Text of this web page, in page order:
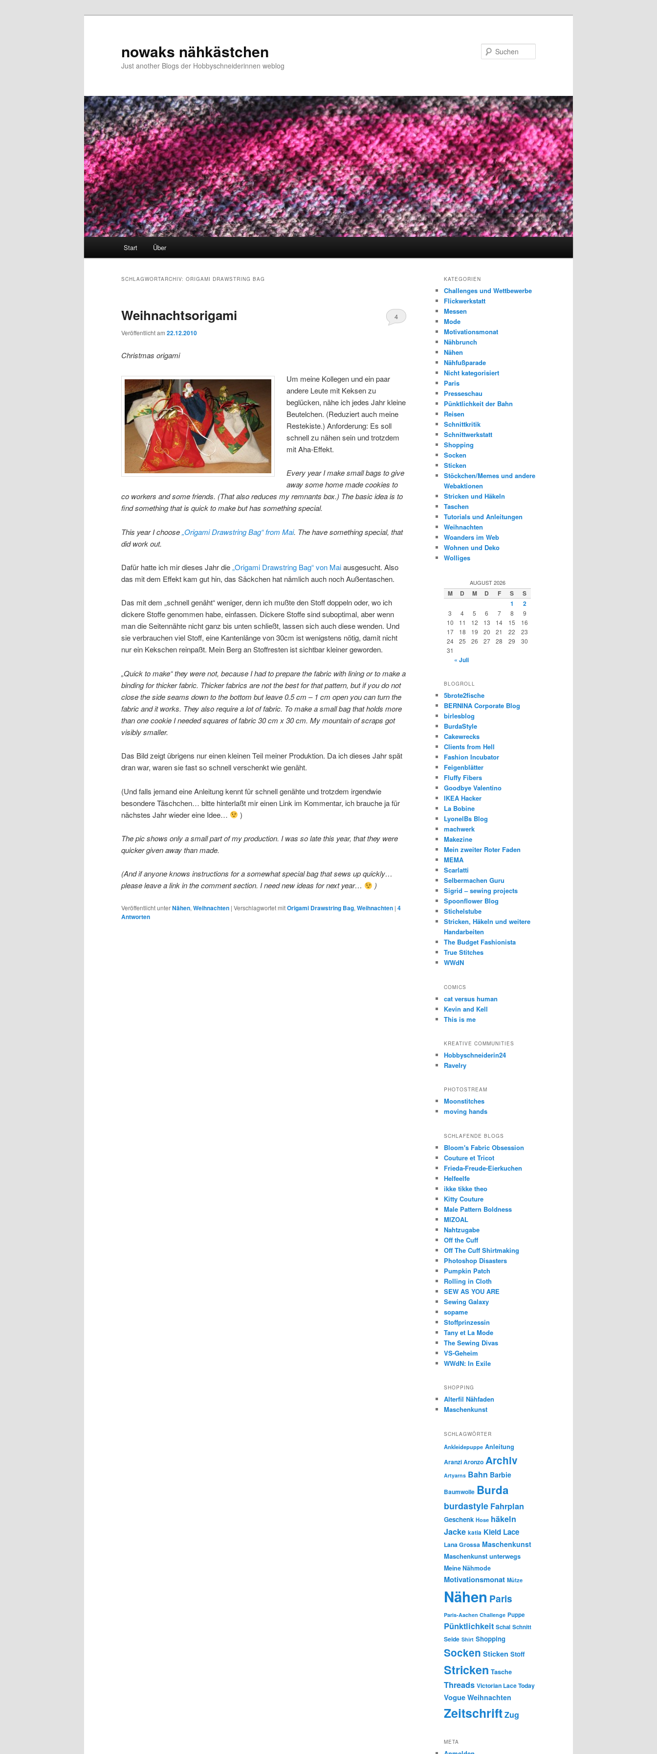
nowaks nähkästchen
Just another Blogs der Hobbyschneiderinnen weblog
Start Über
SCHLAGWORTARCHIV: ORIGAMI DRAWSTRING BAG
Weihnachtsorigami
Veröffentlicht am 22.12.2010
4
Christmas origami
Um meine Kollegen und ein paar
andere Leute mit Keksen zu
beglücken, nähe ich jedes Jahr kleine
Beutelchen. (Reduziert auch meine
Restekiste.) Anforderung: Es soll
schnell zu nähen sein und trotzdem
mit Aha-Effekt.
Every year I make small bags to give
away some home made cookies to
co workers and some friends. (That also reduces my remnants box.) The basic idea is to
find something that is quick to make but has something special.
This year I choose„Origami Drawstring Bag“ from Mai. The have something special, that
did work out.
Dafür hatte ich mir dieses Jahr die„Origami Drawstring Bag“ von Maiausgesucht. Also
das mit dem Effekt kam gut hin, das Säckchen hat nämlich auch noch Außentaschen.
Das mit dem „schnell genäht“ weniger, denn ich mußte den Stoff doppeln oder, wo ich
dickere Stoffe genommen habe, einfassen. Dickere Stoffe sind suboptimal, aber wenn
man die Seitennähte nicht ganz bis unten schließt, lassen sich auch diese wenden. Und
sie verbrauchen viel Stoff, eine Kantenlänge von 30cm ist wenigstens nötig, damit nicht
nur ein Kekschen reinpaßt. Mein Berg an Stoffresten ist sichtbar kleiner geworden.
„Quick to make“ they were not, because I had to prepare the fabric with lining or to make a
binding for thicker fabric. Thicker fabrics are not the best for that pattern, but if you do not
close the side seams down to the bottom but leave 0.5 cm – 1 cm open you can turn the
fabric and it works. They also require a lot of fabric. To make a small bag that holds more
than one cookie I needed squares of fabric 30 cm x 30 cm. My mountain of scraps got
visibly smaller.
Das Bild zeigt übrigens nur einen kleinen Teil meiner Produktion. Da ich dieses Jahr spät
dran war, waren sie fast so schnell verschenkt wie genäht.
(Und falls jemand eine Anleitung kennt für schnell genähte und trotzdem irgendwie
besondere Täschchen… bitte hinterlaßt mir einen Link im Kommentar, ich brauche ja für
nächstes Jahr wieder eine Idee…
)
The pic shows only a small part of my production. I was so late this year, that they were
quicker given away than made.
(And if anyone knows instructions for a somewhat special bag that sews up quickly…
please leave a link in the comment section. I need new ideas for next year…
)
Veröffentlicht unterNähen, Weihnachten | Verschlagwortet mitOrigami Drawstring Bag, Weihnachten | 4
Antworten
KATEGORIEN
Challenges und Wettbewerbe
Flickwerkstatt
Messen
Mode
Motivationsmonat
Nähbrunch
Nähen
Nähfußparade
Nicht kategorisiert
Paris
Presseschau
Pünktlichkeit der Bahn
Reisen
Schnittkritik
Schnittwerkstatt
Shopping
Socken
Sticken
Stöckchen/Memes und andere
Webaktionen
Stricken und Häkeln
Taschen
Tutorials und Anleitungen
Weihnachten
Woanders im Web
Wohnen und Deko
Wolliges
AUGUST 2026
M D M D F S
S
1
2
3 4 5 6 7 8
9
10
11 12 13 14 15
16
17
18 19 20 21 22
23
24
25 26 27 28 29
30
31
« Juli
BLOGROLL
5brote2fische
BERNINA Corporate Blog
birlesblog
BurdaStyle
Cakewrecks
Clients from Hell
Fashion Incubator
Feigenblätter
Fluffy Fibers
Goodbye Valentino
IKEA Hacker
La Bobine
LyonelBs Blog
machwerk
Makezine
Mein zweiter Roter Faden
MEMA
Scarlatti
Selbermachen Guru
Sigrid – sewing projects
Spoonflower Blog
Stichelstube
Stricken, Häkeln und weitere
Handarbeiten
The Budget Fashionista
True Stitches
WWdN
COMICS
cat versus human
Kevin and Kell
This is me
KREATIVE COMMUNITIES
Hobbyschneiderin24
Ravelry
PHOTOSTREAM
Moonstitches
moving hands
SCHLAFENDE BLOGS
Bloom's Fabric Obsession
Couture et Tricot
Frieda-Freude-Eierkuchen
Helfeelfe
ikke tikke theo
Kitty Couture
Male Pattern Boldness
MIZOAL
Nahtzugabe
Off the Cuff
Off The Cuff Shirtmaking
Photoshop Disasters
Pumpkin Patch
Rolling in Cloth
SEW AS YOU ARE
Sewing Galaxy
sopame
Stoffprinzessin
Tany et La Mode
The Sewing Divas
VS-Geheim
WWdN: In Exile
SHOPPING
Alterfil Nähfaden
Maschenkunst
SCHLAGWÖRTER
Ankleidepuppe Anleitung
Aranzi Aronzo Archiv
Artyarns Bahn Barbie
Baumwolle Burda
burdastyle Fahrplan
Geschenk Hose häkeln
Jacke katia Kleid Lace
Lana Grossa Maschenkunst
Maschenkunst unterwegs
Meine Nähmode
Motivationsmonat Mütze
Nähen Paris
Paris-Aachen Challenge Puppe
Pünktlichkeit Schal Schnitt
Seide Shirt Shopping
Socken Sticken Stoff
Stricken Tasche
Threads Victorian Lace Today
Vogue Weihnachten
ZeitschriftZug
META